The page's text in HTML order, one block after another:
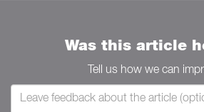
Was this article
Tell us how we can